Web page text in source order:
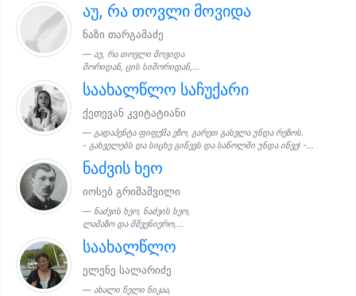
აუ, რა თოვლი მოვიდა
ნაზი თარგამაძე
აუ, რა თოვლი მოვიდა
შორიდან, ცის სიშორიდან,...
საახალწლო საჩუქარი
ქეთევან კვიტატიანი
გადაპენტა ფიფქმა ეზო, გარეთ გასვლა უნდა რეზოს.
- გახველებს და სიცხე გიწევს და საწოლში უნდა იწვე! -...
ნაძვის ხეო
იოსებ გრიშაშვილი
ნაძვის ხეო, ნაძვის ხეო,
ლამაზო და მშვენიერო,...
საახალწლო
ელენე სალარიძე
ახალი წელი ნიკაა,